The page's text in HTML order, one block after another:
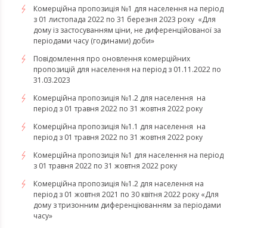
Комерційна пропозиція №1 для населення на період
з 01 листопада 2022 по 31 березня 2023 року «Для
дому із застосуванням ціни, не диференційованої за
періодами часу (годинами) доби»
Повідомлення про оновлення комерційних
пропозицій для населення на період з 01.11.2022 по
31.03.2023
Комерційна пропозиція №1.2 для населення на
період з 01 травня 2022 по 31 жовтня 2022 року
Комерційна пропозиція №1.1 для населення на
період з 01 травня 2022 по 31 жовтня 2022 року
Комерційна пропозиція №1 для населення на період
з 01 травня 2022 по 31 жовтня 2022 року
Комерційна пропозиція №1.2 для населення на
період з 01 жовтня 2021 по 30 квітня 2022 року «Для
дому з тризонним диференціюванням за періодами
часу»